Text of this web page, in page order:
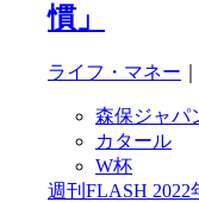
慣」
ライフ・マネー
森保ジャパ
カタール
W杯
週刊FLASH 2022